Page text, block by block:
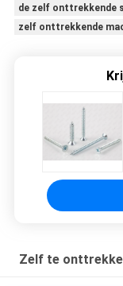
de zelf onttrekkende
zelf onttrekkende
Zelf te